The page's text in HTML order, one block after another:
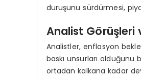
duruşunu sürdürmesi,
Analist Görüşleri
Analistler, enflasyon
baskı unsurları olduğunu
ortadan kalkana kadar